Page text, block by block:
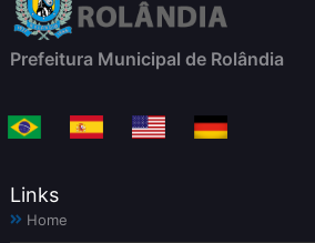
Prefeitura Municipal de Rolândia
Links
Home